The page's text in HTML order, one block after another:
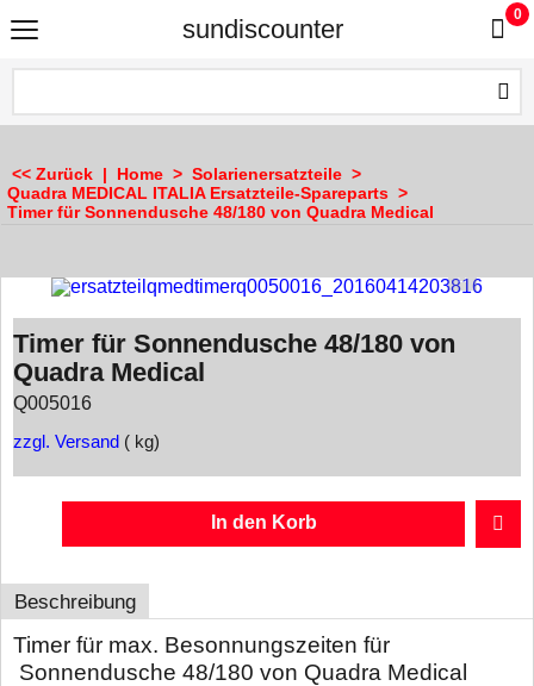
sundiscounter
0
<< Zurück | Home > Solarienersatzteile >
Quadra MEDICAL ITALIA Ersatzteile-Spareparts >
Timer für Sonnendusche 48/180 von Quadra Medical
Timer für Sonnendusche 48/180 von
Quadra Medical
Q005016
zzgl. Versand kg
In den Korb
Beschreibung
Timer für max. Besonnungszeiten für
Sonnendusche 48/180 von Quadra Medical